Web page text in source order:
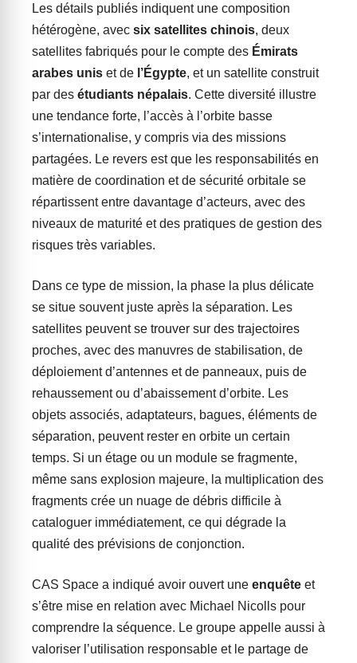
Les détails publiés indiquent une composition
hétérogène, avec six satellites chinois, deux
satellites fabriqués pour le compte des Émirats
arabes unis et de l’Égypte, et un satellite construit
par des étudiants népalais. Cette diversité illustre
une tendance forte, l’accès à l’orbite basse
s’internationalise, y compris via des missions
partagées. Le revers est que les responsabilités en
matière de coordination et de sécurité orbitale se
répartissent entre davantage d’acteurs, avec des
niveaux de maturité et des pratiques de gestion des
risques très variables.
Dans ce type de mission, la phase la plus délicate
se situe souvent juste après la séparation. Les
satellites peuvent se trouver sur des trajectoires
proches, avec des manuvres de stabilisation, de
déploiement d’antennes et de panneaux, puis de
rehaussement ou d’abaissement d’orbite. Les
objets associés, adaptateurs, bagues, éléments de
séparation, peuvent rester en orbite un certain
temps. Si un étage ou un module se fragmente,
même sans explosion majeure, la multiplication des
fragments crée un nuage de débris difficile à
cataloguer immédiatement, ce qui dégrade la
qualité des prévisions de conjonction.
CAS Space a indiqué avoir ouvert une enquête et
s’être mise en relation avec Michael Nicolls pour
comprendre la séquence. Le groupe appelle aussi à
valoriser l’utilisation responsable et le partage de